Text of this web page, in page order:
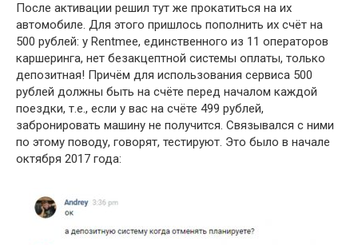
После активации решил тут же прокатиться на их
автомобиле. Для этого пришлось пополнить их счёт на
500 рублей: у Rentmee, единственного из 11 операторов
каршеринга, нет безакцептной системы оплаты, только
депозитная! Причём для использования сервиса 500
рублей должны быть на счёте перед началом каждой
поездки, т.е., если у вас на счёте 499 рублей,
забронировать машину не получится. Связывался с ними
по этому поводу, говорят, тестируют. Это было в начале
октября 2017 года: